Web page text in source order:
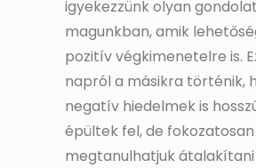
igyekezzünk olyan
magunkban, amik
pozitív végkimenetelre is.
napról a másikra történik,
negatív hiedelmek is
épültek fel, de fokozatosan
megtanulhatjuk